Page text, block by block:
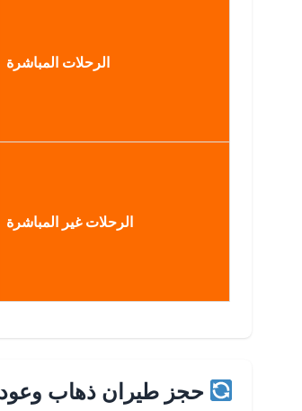
الرحلات المباشرة
الرحلات غير المباشرة
حجز طيران ذهاب